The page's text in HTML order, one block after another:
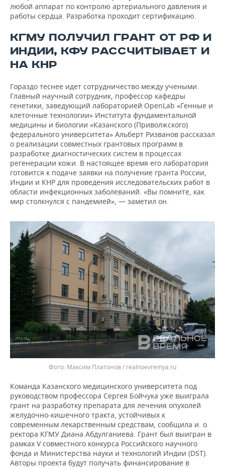
любой аппарат по контролю артериального давления и
работы сердца. Разработка проходит сертификацию.
КГМУ ПОЛУЧИЛ ГРАНТ ОТ РФ И
ИНДИИ, КФУ РАССЧИТЫВАЕТ И
НА КНР
Гораздо теснее идет сотрудничество между учеными.
Главный научный сотрудник, профессор кафедры
генетики, заведующий лабораторией OpenLab «Генные и
клеточные технологии» Института фундаментальной
медицины и биологии «Казанского (Приволжского)
федерального университета» Альберт Ризванов рассказал
о реализации совместных грантовых программ в
разработке диагностических систем в процессах
регенерации кожи. В настоящее время его лаборатория
готовится к подаче заявки на получение гранта России,
Индии и КНР для проведения исследовательских работ в
области инфекционных заболеваний. «Вы помните, как
мир столкнулся с пандемией», — заметил он.
Максим Платонов / realnoevremya.ru
Команда Казанского медицинского университета под
руководством профессора Сергея Бойчука уже выиграла
грант на разработку препарата для лечения опухолей
желудочно-кишечного тракта, устойчивых к
современным лекарственным средствам, сообщила и. о.
ректора КГМУ Диана Абдулганиева. Грант был выигран в
рамках V совместного конкурса Российского научного
фонда и Министерства науки и технологий Индии (DST).
Авторы проекта будут получать финансирование в